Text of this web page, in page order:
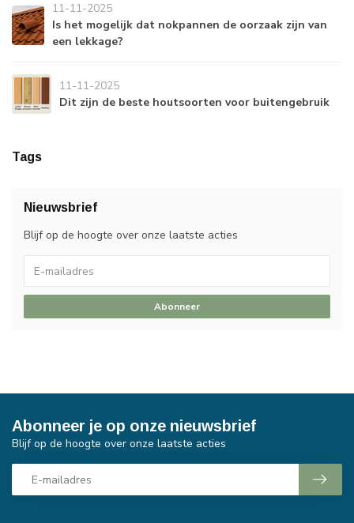
11-11-2025
Is het mogelijk dat nokpannen de oorzaak zijn van
een lekkage?
11-11-2025
Dit zijn de beste houtsoorten voor buitengebruik
Tags
Nieuwsbrief
Blijf op de hoogte over onze laatste acties
Abonneer
Abonneer je op onze nieuwsbrief
Blijf op de hoogte over onze laatste acties